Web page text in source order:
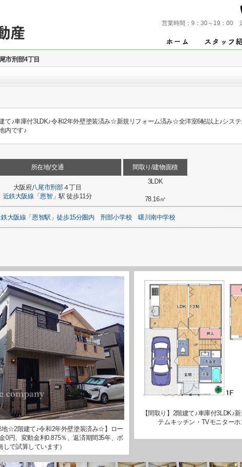
営業時間： 9：30～19：00
市刑部4丁目
て♪車庫付3LDK♪令和2年外壁塗装済み☆新規リフォーム済み☆全洋室6帖以上♪シス
内です♪
所在地/交通
大阪府八尾市刑部４丁目
近鉄大阪線 「恩智」駅 徒歩11分
間取り/建物面積
3LDK
78.16㎡
大阪線「恩智駅」徒歩15分圏内 刑部小学校 曙川南中学校
地☆2階建て♪令和2年外壁塗装済み☆】ロー
0円、変動金利0.875％、返済期間35年、ボ
しで試算しています）
【間取り】2階建て♪車庫付3LDK♪
テムキッチン・TVモニター